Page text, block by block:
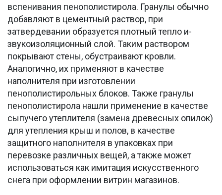
вспенивания пенополистирола. Гранулы обычно
добавляют в цементный раствор, при
затвердевании образуется плотный тепло и-
звукоизоляционный слой. Таким раствором
покрывают стены, обустраивают кровли.
Аналогично, их применяют в качестве
наполнителя при изготовлении
пенополистирольных блоков. Также гранулы
пенополистирола нашли применение в качестве
сыпучего утеплителя (замена древесных опилок)
для утепления крыш и полов, в качестве
защитного наполнителя в упаковках при
перевозке различных вещей, а также может
использоваться как имитация искусственного
снега при оформлении витрин магазинов.